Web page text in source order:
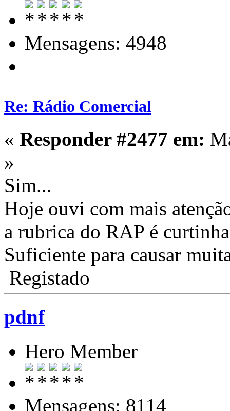
Mensagens: 4948
Re: Rádio Comercial
« Responder #2477 em:
»
Sim...
Hoje ouvi com mais
a rubrica do RAP é
Suficiente para causar
Registado
pdnf
Hero Member
Mensagens: 8114